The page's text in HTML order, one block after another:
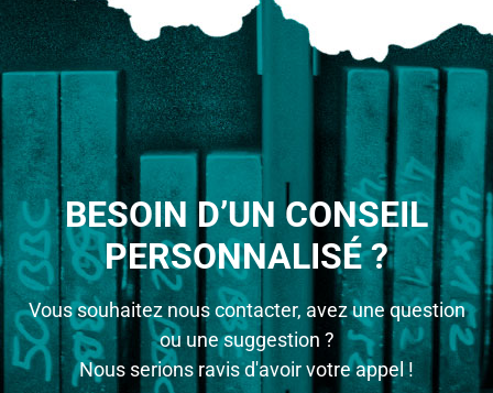
BESOIN D’UN CONSEIL
PERSONNALISÉ ?
Vous souhaitez nous contacter, avez une question
ou une suggestion ?
Nous serions ravis d'avoir votre appel !